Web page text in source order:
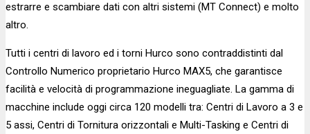
estrarre e scambiare dati con altri sistemi (MT Connect) e molto
altro.
Tutti i centri di lavoro ed i torni Hurco sono contraddistinti dal
Controllo Numerico proprietario Hurco MAX5, che garantisce
facilità e velocità di programmazione ineguagliate. La gamma di
macchine include oggi circa 120 modelli tra: Centri di Lavoro a 3 e
5 assi, Centri di Tornitura orizzontali e Multi-Tasking e Centri di